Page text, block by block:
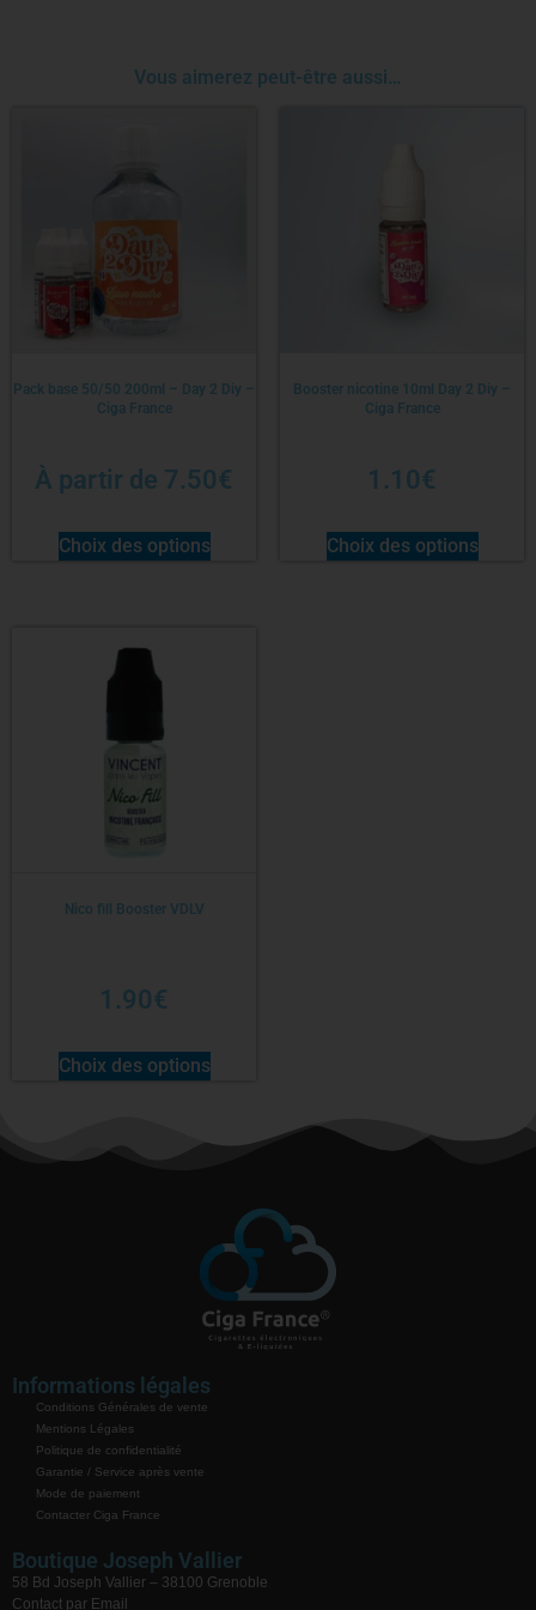
Vous aimerez peut-être aussi…
Pack base 50/50 200ml – Day 2 Diy –
Ciga France
À partir de 7.50€
Choix des options
Booster nicotine 10ml Day 2 Diy –
Ciga France
1.10€
Choix des options
Nico fill Booster VDLV
1.90€
Choix des options
Informations légales
Conditions Générales de vente
Mentions Légales
Politique de confidentialité
Garantie / Service après vente
Mode de paiement
Contacter Ciga France
Boutique Joseph Vallier
58 Bd Joseph Vallier – 38100 Grenoble
Contact par Email